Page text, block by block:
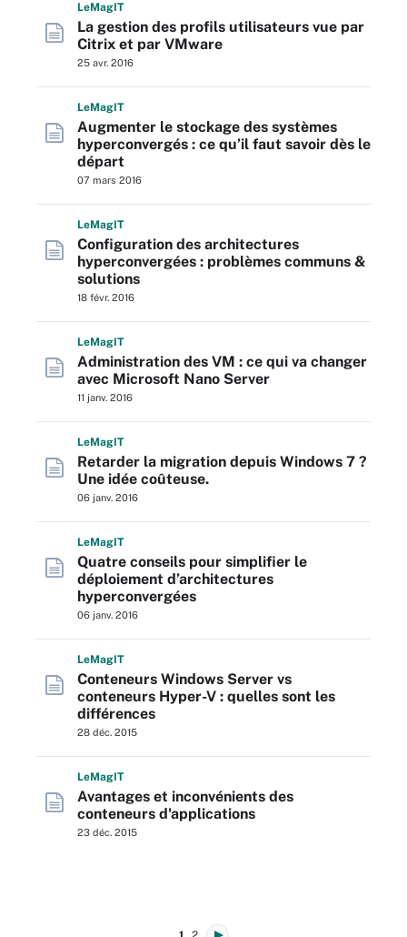
LeMagIT
La gestion des profils utilisateurs vue par
Citrix et par VMware
25 avr. 2016
LeMagIT
Augmenter le stockage des systèmes
hyperconvergés : ce qu’il faut savoir dès le
départ
07 mars 2016
LeMagIT
Configuration des architectures
hyperconvergées : problèmes communs &
solutions
18 févr. 2016
LeMagIT
Administration des VM : ce qui va changer
avec Microsoft Nano Server
11 janv. 2016
LeMagIT
Retarder la migration depuis Windows 7 ?
Une idée coûteuse.
06 janv. 2016
LeMagIT
Quatre conseils pour simplifier le
déploiement d’architectures
hyperconvergées
06 janv. 2016
LeMagIT
Conteneurs Windows Server vs
conteneurs Hyper-V : quelles sont les
différences
28 déc. 2015
LeMagIT
Avantages et inconvénients des
conteneurs d'applications
23 déc. 2015